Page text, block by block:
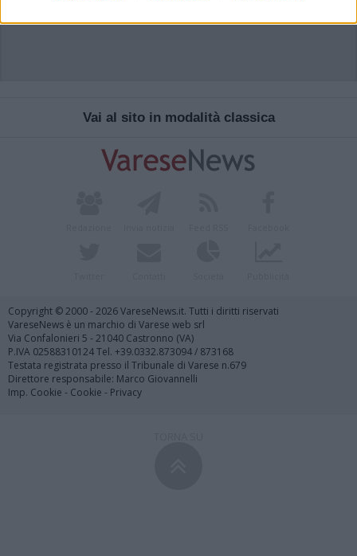
Vai al sito in modalità classica
Copyright © 2000 - 2026 VareseNews.it. Tutti i diritti riservati
VareseNews è un marchio di Varese web srl
Via Confalonieri 5 - 21040 Castronno (VA)
P.IVA 02588310124 Tel. +39.0332.873094 / 873168
Testata registrata presso il Tribunale di Varese n.679
Direttore responsabile: Marco Giovannelli
Imp. Cookie - Cookie - Privacy